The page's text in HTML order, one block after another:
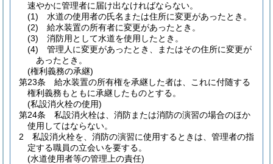
速やかに管理者に届け出なければならない。
(1)
水道の使用者の氏名または住所に変更があったとき。
(2)
給水装置の所有者に変更があったとき。
(3)
消防用として水道を使用したとき。
(4)
管理人に変更があったとき、またはその住所に変更が
あったとき。
(権利義務の承継)
第23条
給水装置の所有権を承継した者は、これに付随する
権利義務もともに承継したものとする。
(私設消火栓の使用)
第24条
私設消火栓は、消防または消防の演習の場合のほか
使用してはならない。
2
私設消火栓を、消防の演習に使用するときは、管理者の指
定する職員の立会いを要する。
(水道使用者等の管理上の責任)